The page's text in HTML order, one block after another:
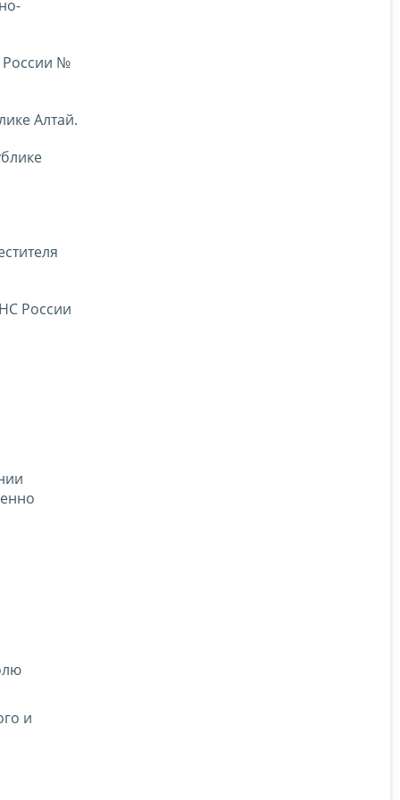
России №
Алтай.
России
и